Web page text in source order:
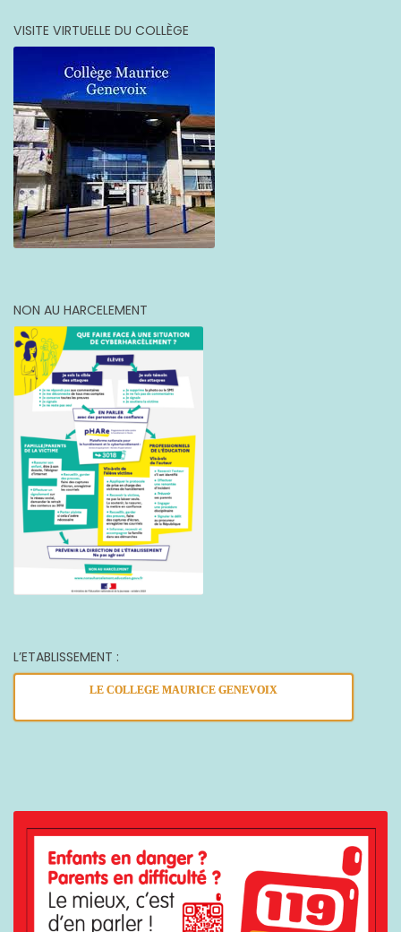
VISITE VIRTUELLE DU COLLÈGE
NON AU HARCELEMENT
L’ETABLISSEMENT :
LE COLLEGE MAURICE GENEVOIX